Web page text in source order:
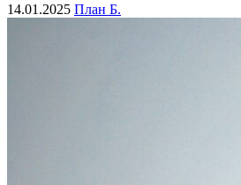
14.01.2025 План Б.